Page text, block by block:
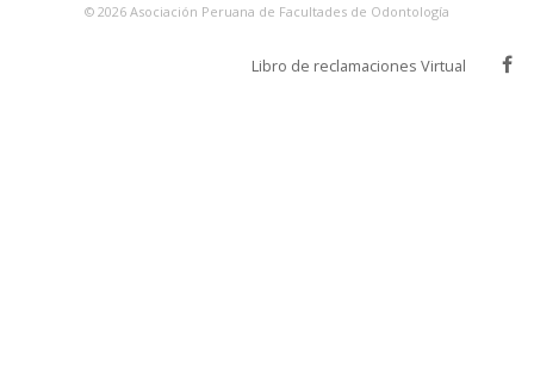
© 2026 Asociación Peruana de Facultades de Odontología
Libro de reclamaciones Virtual